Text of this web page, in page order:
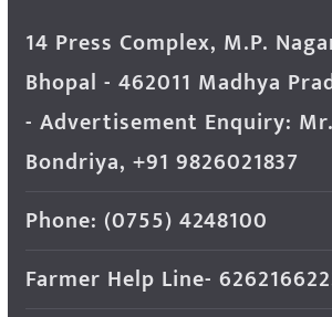
14 Press Complex, M.P.
Bhopal - 462011 Madhya
- Advertisement Enquiry:
Bondriya, +91 9826021837
Phone: (0755) 4248100
Farmer Help Line-